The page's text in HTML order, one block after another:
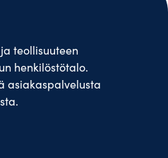
teollisuuteen
henkilöstötalo.
asiakaspalvelusta